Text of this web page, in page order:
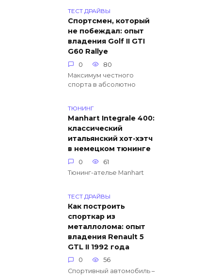
ТЕСТ ДРАЙВЫ
Спортсмен, который
не побеждал: опыт
владения Golf II GTI
G60 Rallye
0
80
Максимум честного
спорта в абсолютно
ТЮНИНГ
Manhart Integrale 400:
классический
итальянский хот-хэтч
в немецком тюнинге
0
61
Тюнинг-ателье Manhart
ТЕСТ ДРАЙВЫ
Как построить
спорткар из
металлолома: опыт
владения Renault 5
GTL II 1992 года
0
56
Спортивный автомобиль –